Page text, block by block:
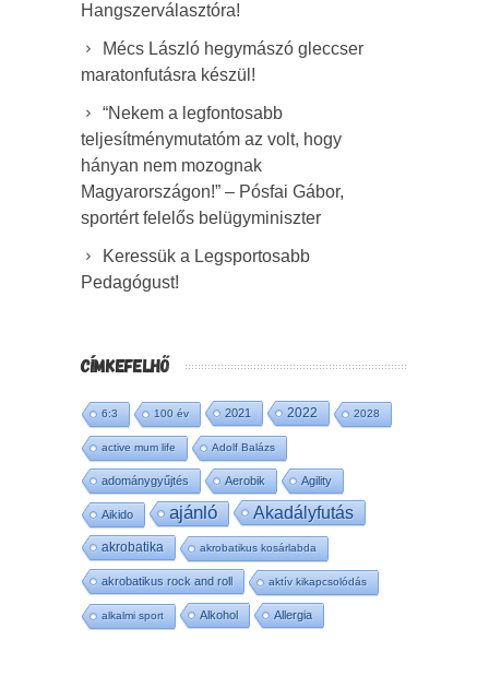
Hangszerválasztóra!
Mécs László hegymászó gleccser
maratonfutásra készül!
“Nekem a legfontosabb
teljesítménymutatóm az volt, hogy
hányan nem mozognak
Magyarországon!” – Pósfai Gábor,
sportért felelős belügyminiszter
Keressük a Legsportosabb
Pedagógust!
CÍMKEFELHŐ
6:3 100 év 2021 2022 2028
active mum life Adolf Balázs
adománygyűjtés Aerobik Agility
Aikido ajánló Akadályfutás
akrobatika akrobatikus kosárlabda
akrobatikus rock and roll aktív kikapcsolódás
alkalmi sport Alkohol Allergia